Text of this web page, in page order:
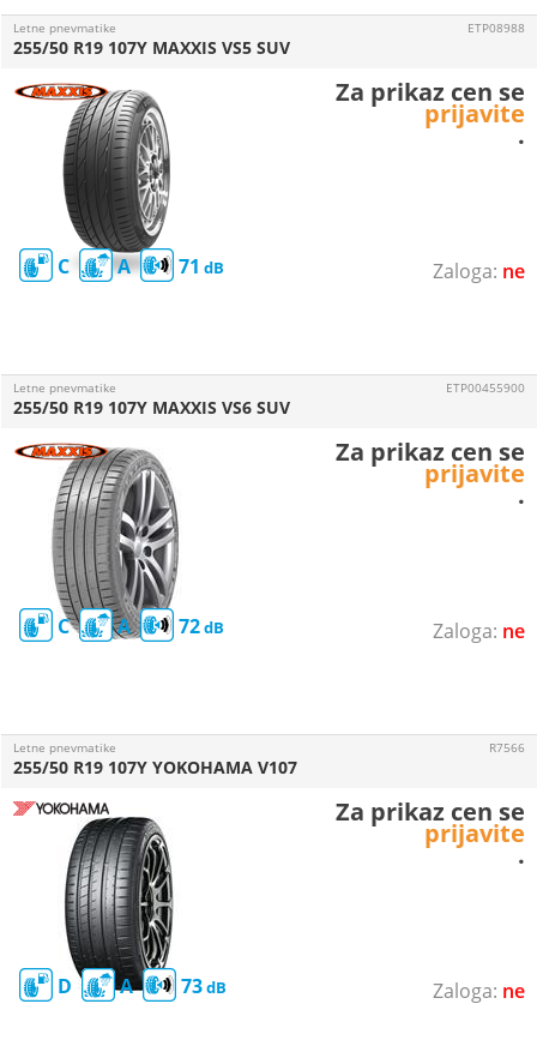
ne
Letne pnevmatike
C A 71
255/50 R19 107Y MAXXIS VS5 SUV
ETP08988
Za prikaz cen se
prijavite
.
ne
Letne pnevmatike
C A 72
255/50 R19 107Y MAXXIS VS6 SUV
ETP00455900
Za prikaz cen se
prijavite
.
ne
Letne pnevmatike
D A 73
255/50 R19 107Y YOKOHAMA V107
R7566
Za prikaz cen se
prijavite
.